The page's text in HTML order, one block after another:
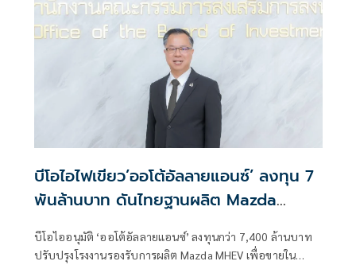
บีโอไอไฟเขียว’ออโต้อัลลายแอนซ์’ ลงทุน 7
พันล้านบาท ดันไทยฐานผลิต Mazda
บีโอไออนุมัติ ‘ออโต้อัลลายแอนซ์’ ลงทุนกว่า 7,400 ล้านบาท
ปรับปรุงโรงงานรองรับการผลิต Mazda MHEV เพื่อขายใน